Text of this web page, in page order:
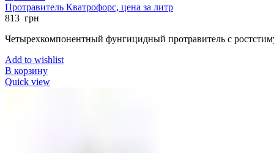
Протравитель Кватрофорс, цена за литр
813 грн
Четырехкомпонентный фунгицидный протравитель с
Add to wishlist
В корзину
Quick view